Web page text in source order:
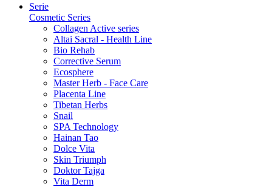
Serie
Cosmetic Series
Collagen Active series
Altai Sacral - Health Line
Bio Rehab
Corrective Serum
Ecosphere
Master Herb - Face Care
Placenta Line
Tibetan Herbs
Snail
SPA Technology
Hainan Tao
Dolce Vita
Skin Triumph
Doktor Tajga
Vita Derm